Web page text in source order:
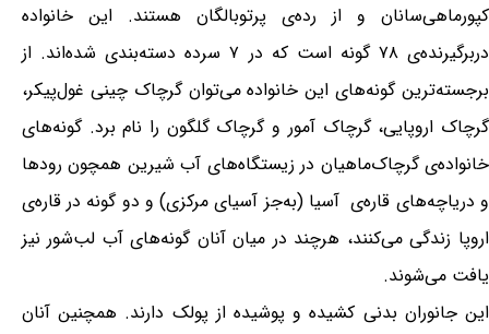
کپورماهی‌سانان و از رده‌ی پرتوبالگان هستند. این خانواده
دربرگیرنده‌ی ۷۸ گونه است که در ۷ سرده دسته‌بندی شده‌اند. از
برجسته‌ترین گونه‌های این خانواده می‌توان گرچاک چینی غول‌پیکر،
گرچاک اروپایی، گرچاک آمور و گرچاک گلگون را نام برد. گونه‌های
خانواده‌ی گرچاک‌ماهیان در زیستگاه‌های آب شیرین همچون رودها
و دریاچه‌های قاره‌ی آسیا (به‌جز آسیای مرکزی) و دو گونه در قاره‌ی
اروپا زندگی می‌کنند، هرچند در میان آنان گونه‌های آب لب‌شور نیز
یافت می‌شوند.
این جانوران بدنی کشیده و پوشیده از پولک دارند. همچنین آنان